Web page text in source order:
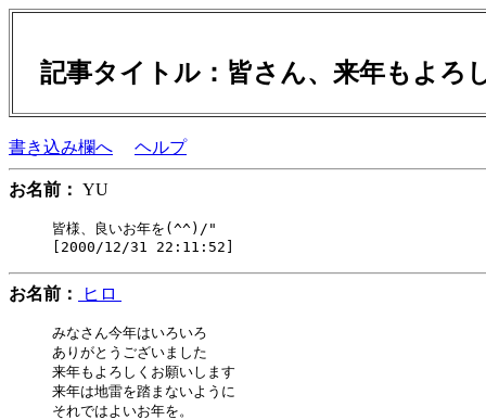
記事タイトル：皆さん、来年もよ
書き込み欄へ ヘルプ
お名前： YU
皆様、良いお年を(^^)/"
お名前： ヒロ
みなさん今年はいろいろ
ありがとうございました
来年もよろしくお願いします
来年は地雷を踏まないように
それではよいお年を。